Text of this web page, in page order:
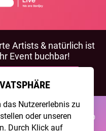
Artists & natürlich ist
Event buchbar!
KontaktMembership
das Nutzererlebnis zu
oder unseren
Durch Klick auf